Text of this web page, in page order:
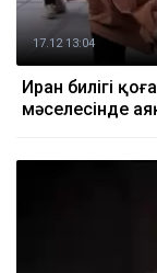
17.12 13:04
Иран билігі
мәселесінде